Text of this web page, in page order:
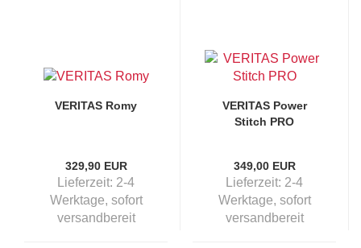
VERITAS Romy
329,90 EUR
Lieferzeit: 2-4
Werktage, sofort
versandbereit
VERITAS Power
Stitch PRO
349,00 EUR
Lieferzeit: 2-4
Werktage, sofort
versandbereit